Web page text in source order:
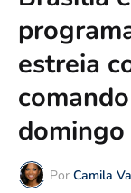
estreia
domingo
Por Camila